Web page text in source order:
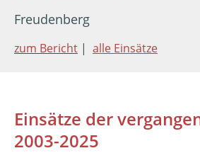
Freudenberg
zum Bericht | alle Einsätze
Einsätze der
2003-2025